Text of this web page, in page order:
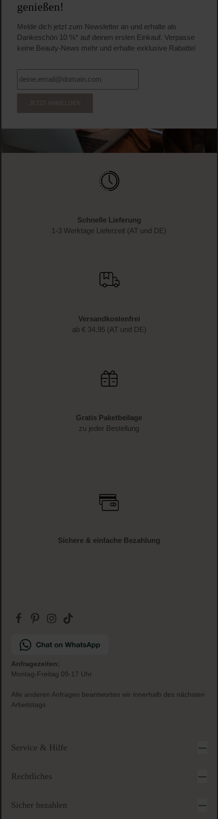
genießen!
Melde dich jetzt zum Newsletter an und erhalte als
Dankeschön 10 %* auf deinen ersten Einkauf. Verpasse
keine Beauty-News mehr und erhalte exklusive Rabatte!
JETZT ANMELDEN
Schnelle Lieferung
1-3 Werktage Lieferzeit (AT und DE)
Versandkostenfrei
ab € 34.95 (AT und DE)
Gratis Paketbeilage
zu jeder Bestellung
Sichere & einfache Bezahlung
Anfragezeiten:
Montag-Freitag 09-17 Uhr
Alle anderen Anfragen beantworten wir innerhalb des nächsten
Arbeitstags
Service & Hilfe
Rechtliches
Sicher bezahlen